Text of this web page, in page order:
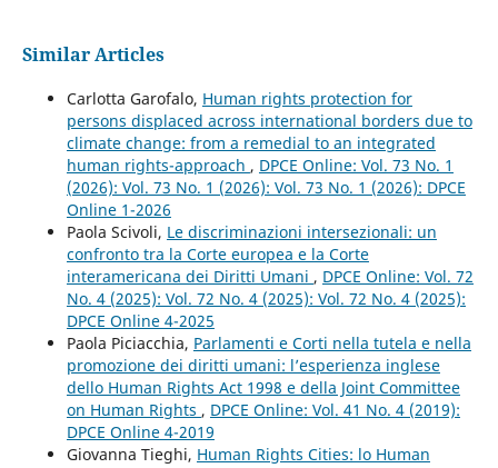
Similar Articles
Carlotta Garofalo, Human rights protection for
persons displaced across international borders due to
climate change: from a remedial to an integrated
human rights-approach , DPCE Online: Vol. 73 No. 1
(2026): Vol. 73 No. 1 (2026): Vol. 73 No. 1 (2026): DPCE
Online 1-2026
Paola Scivoli, Le discriminazioni intersezionali: un
confronto tra la Corte europea e la Corte
interamericana dei Diritti Umani , DPCE Online: Vol. 72
No. 4 (2025): Vol. 72 No. 4 (2025): Vol. 72 No. 4 (2025):
DPCE Online 4-2025
Paola Piciacchia, Parlamenti e Corti nella tutela e nella
promozione dei diritti umani: l’esperienza inglese
dello Human Rights Act 1998 e della Joint Committee
on Human Rights , DPCE Online: Vol. 41 No. 4 (2019):
DPCE Online 4-2019
Giovanna Tieghi, Human Rights Cities: lo Human